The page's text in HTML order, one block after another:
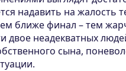
надавить на жалость
ближе финал – тем
двое неадекватных
сына,